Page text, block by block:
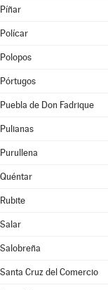
Píñar
Polícar
Polopos
Pórtugos
Puebla de Don Fadrique
Pulianas
Purullena
Quéntar
Rubite
Salar
Salobreña
Santa Cruz del Comercio